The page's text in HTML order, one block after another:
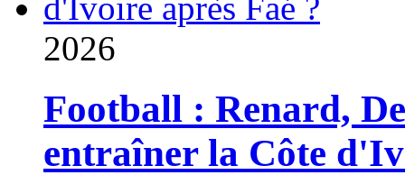
2026
Football : Renard,
entraîner la Côte